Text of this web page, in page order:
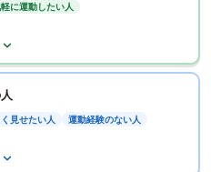
に運動したい人
見せたい人 運動経験のない人